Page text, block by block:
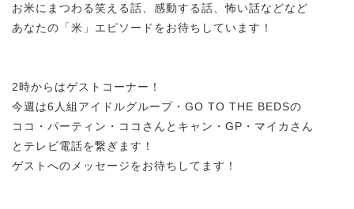
お米にまつわる笑える話、感動する話、怖い話などなど
あなたの「米」エピソードをお待ちしています！
2時からはゲストコーナー！
今週は6人組アイドルグループ・GO TO THE BEDSの
ココ・パーティン・ココさんとキャン・GP・マイカさん
とテレビ電話を繋ぎます！
ゲストへのメッセージをお待ちしてます！